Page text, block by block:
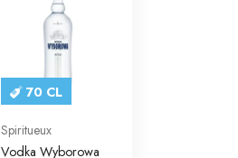
70 CL
Spiritueux
Vodka Wyborowa